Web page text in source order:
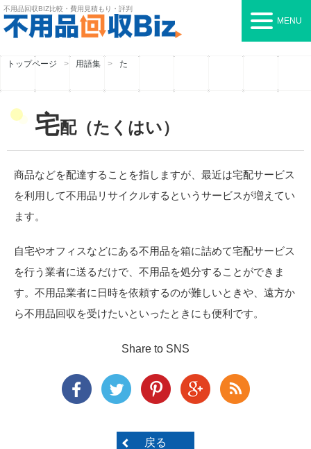
不用品回収BIZ比較・費用見積もり・評判
MENU
トップページ 用語集 た
宅配（たくはい）
商品などを配達することを指しますが、最近は宅配サービス
を利用して不用品リサイクルするというサービスが増えてい
ます。
自宅やオフィスなどにある不用品を箱に詰めて宅配サービス
を行う業者に送るだけで、不用品を処分することができま
す。不用品業者に日時を依頼するのが難しいときや、遠方か
ら不用品回収を受けたいといったときにも便利です。
Share to SNS
戻る